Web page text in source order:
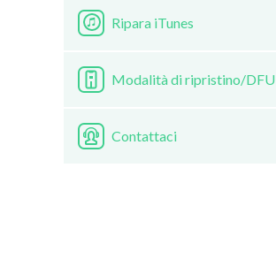
Ripara iTunes
Modalità di ripristino/DFU
Contattaci